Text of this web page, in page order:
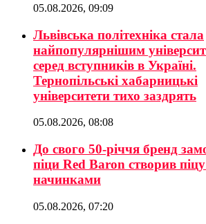
05.08.2026, 09:09
Львівська політехніка стала
найпопулярнішим
серед вступників в Україні.
Тернопільські хабарницькі
університети тихо заздрять
05.08.2026, 08:08
До свого 50-річчя бренд
піци Red Baron створив
начинками
05.08.2026, 07:20